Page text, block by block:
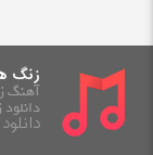
زنگ
آهنگ